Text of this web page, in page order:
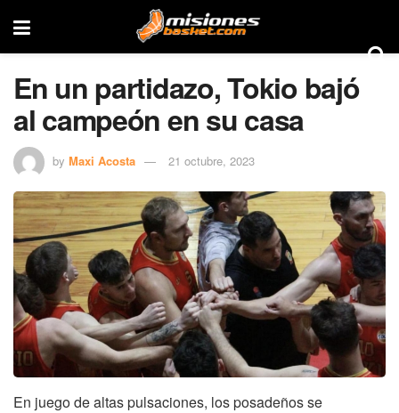
En un partidazo, Tokio bajó
al campeón en su casa
by Maxi Acosta 21 octubre, 2023
En juego de altas pulsaciones, los posadeños se